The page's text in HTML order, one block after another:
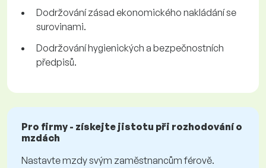
Dodržování zásad ekonomického nakládání se
surovinami.
Dodržování hygienických a bezpečnostních
předpisů.
Pro firmy - získejte jistotu při rozhodování o
mzdách
Nastavte mzdy svým zaměstnancům férově.